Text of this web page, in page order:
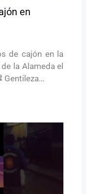
en
de cajón en la
la Alameda el
Gentileza…